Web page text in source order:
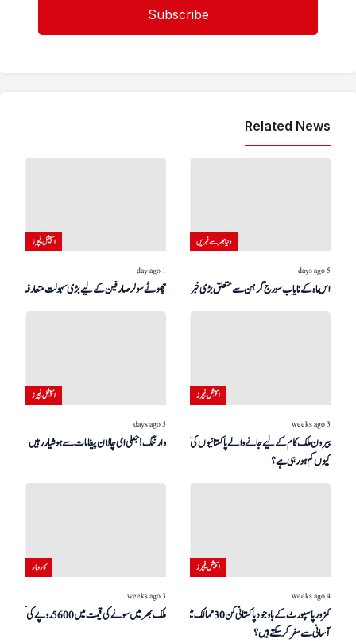
Related News
اسپیشل فیچرز
1 day ago
چھوٹے سولر صارفین کے لیے بڑی سہولت متعارف
دنیا بھر سے خبریں
5 days ago
اس ماہ کے نایاب سورج گرہن سے متعلق بڑی خبر!
اسپیشل فیچرز
5 days ago
وارننگ! جعلی ای چالان پیغامات سے ہوشیار رہیں
اسپیشل فیچرز
3 weeks ago
بیرون ملک کام کے لیے جانے والے پاکستانیوں کی تعداد
کیوں کم ہو رہی ہے؟
کاروبار
3 weeks ago
ملک بھر میں سونے کی قیمت میں 5600 روپے کی کمی
اسپیشل فیچرز
4 weeks ago
کمزور پاسپورٹ کے باوجود پاکستانی کن 30 ممالک میں
آسانی سے سفر کر سکتے ہیں؟